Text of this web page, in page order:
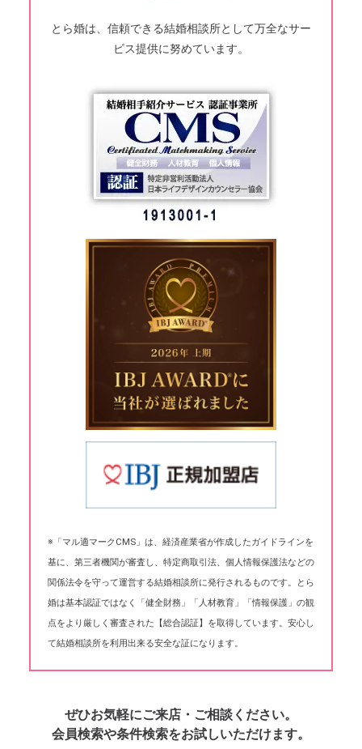
とら婚は、信頼できる結婚相談所として万全なサー
ビス提供に努めています。
※「マル適マークCMS」は、経済産業省が作成したガイドラインを
基に、第三者機関が審査し、特定商取引法、個人情報保護法などの
関係法令を守って運営する結婚相談所に発行されるものです。とら
婚は基本認証ではなく「健全財務」「人材教育」「情報保護」の観
点をより厳しく審査された【総合認証】を取得しています。安心し
て結婚相談所を利用出来る安全な証になります。
ぜひお気軽にご来店・ご相談ください。
会員検索や条件検索をお試しいただけます。